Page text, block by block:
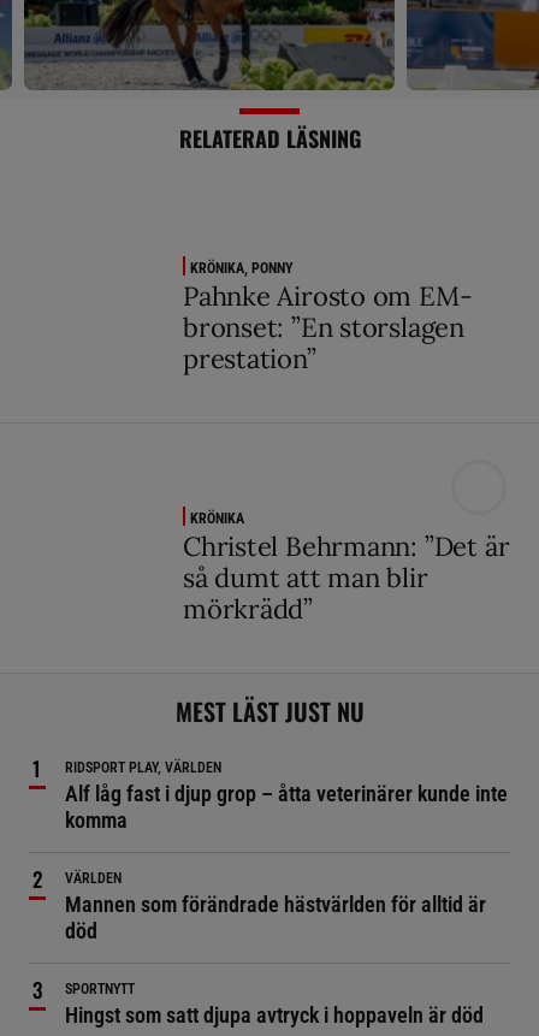
RELATERAD LÄSNING
KRÖNIKA, PONNY
Pahnke Airosto om EM-
bronset: ”En storslagen
prestation”
KRÖNIKA
Christel Behrmann: ”Det är
så dumt att man blir
mörkrädd”
MEST LÄST JUST NU
RIDSPORT PLAY, VÄRLDEN
Alf låg fast i djup grop – åtta veterinärer kunde inte
komma
VÄRLDEN
Mannen som förändrade hästvärlden för alltid är
död
SPORTNYTT
Hingst som satt djupa avtryck i hoppaveln är död